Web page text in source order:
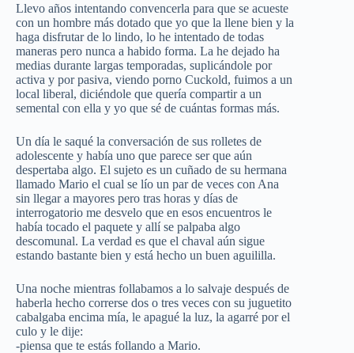
Llevo años intentando convencerla para que se acueste
con un hombre más dotado que yo que la llene bien y la
haga disfrutar de lo lindo, lo he intentado de todas
maneras pero nunca a habido forma. La he dejado ha
medias durante largas temporadas, suplicándole por
activa y por pasiva, viendo porno Cuckold, fuimos a un
local liberal, diciéndole que quería compartir a un
semental con ella y yo que sé de cuántas formas más.
Un día le saqué la conversación de sus rolletes de
adolescente y había uno que parece ser que aún
despertaba algo. El sujeto es un cuñado de su hermana
llamado Mario el cual se lío un par de veces con Ana
sin llegar a mayores pero tras horas y días de
interrogatorio me desvelo que en esos encuentros le
había tocado el paquete y allí se palpaba algo
descomunal. La verdad es que el chaval aún sigue
estando bastante bien y está hecho un buen aguililla.
Una noche mientras follabamos a lo salvaje después de
haberla hecho correrse dos o tres veces con su juguetito
cabalgaba encima mía, le apagué la luz, la agarré por el
culo y le dije:
-piensa que te estás follando a Mario.